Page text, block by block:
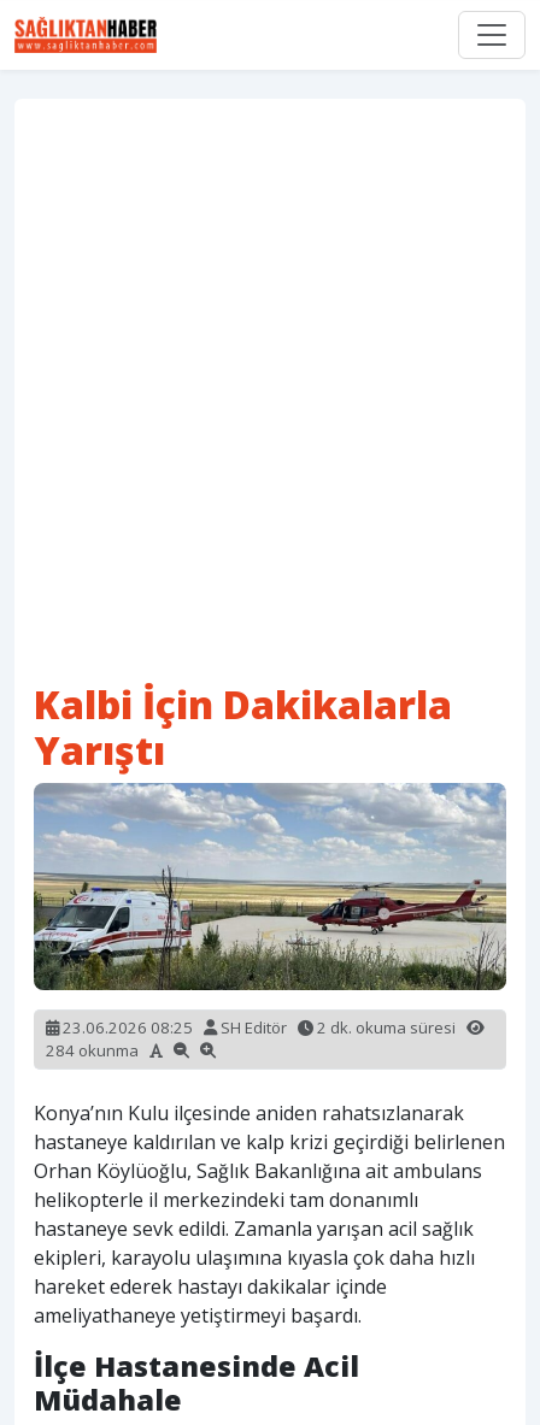
Kalbi İçin Dakikalarla
Yarıştı
23.06.2026 08:25 SH Editör
2 dk. okuma süresi
284 okunma
Konya’nın Kulu ilçesinde aniden rahatsızlanarak
hastaneye kaldırılan ve kalp krizi geçirdiği belirlenen
Orhan Köylüoğlu, Sağlık Bakanlığına ait ambulans
helikopterle il merkezindeki tam donanımlı
hastaneye sevk edildi. Zamanla yarışan acil sağlık
ekipleri, karayolu ulaşımına kıyasla çok daha hızlı
hareket ederek hastayı dakikalar içinde
ameliyathaneye yetiştirmeyi başardı.
İlçe Hastanesinde Acil
Müdahale